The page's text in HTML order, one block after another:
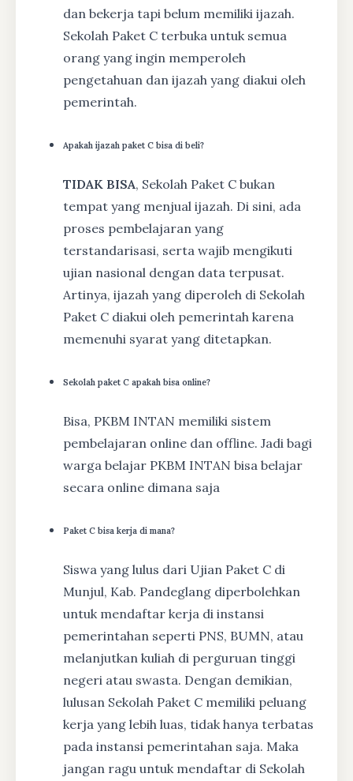
dan bekerja tapi belum memiliki ijazah.
Sekolah Paket C terbuka untuk semua
orang yang ingin memperoleh
pengetahuan dan ijazah yang diakui oleh
pemerintah.
Apakah ijazah paket C bisa di beli?
TIDAK BISA, Sekolah Paket C bukan
tempat yang menjual ijazah. Di sini, ada
proses pembelajaran yang
terstandarisasi, serta wajib mengikuti
ujian nasional dengan data terpusat.
Artinya, ijazah yang diperoleh di Sekolah
Paket C diakui oleh pemerintah karena
memenuhi syarat yang ditetapkan.
Sekolah paket C apakah bisa online?
Bisa, PKBM INTAN memiliki sistem
pembelajaran online dan offline. Jadi bagi
warga belajar PKBM INTAN bisa belajar
secara online dimana saja
Paket C bisa kerja di mana?
Siswa yang lulus dari Ujian Paket C di
Munjul, Kab. Pandeglang diperbolehkan
untuk mendaftar kerja di instansi
pemerintahan seperti PNS, BUMN, atau
melanjutkan kuliah di perguruan tinggi
negeri atau swasta. Dengan demikian,
lulusan Sekolah Paket C memiliki peluang
kerja yang lebih luas, tidak hanya terbatas
pada instansi pemerintahan saja. Maka
jangan ragu untuk mendaftar di Sekolah